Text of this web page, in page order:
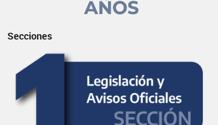
Secciones